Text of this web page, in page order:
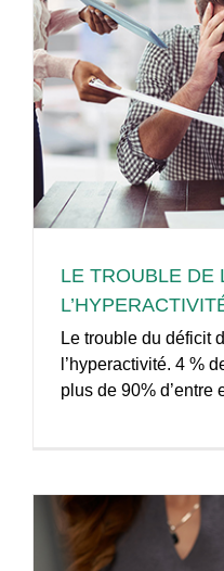
LE TROUBLE DE
Le trouble du déficit
l’hyperactivité. 4 %
plus de 90% d’entre